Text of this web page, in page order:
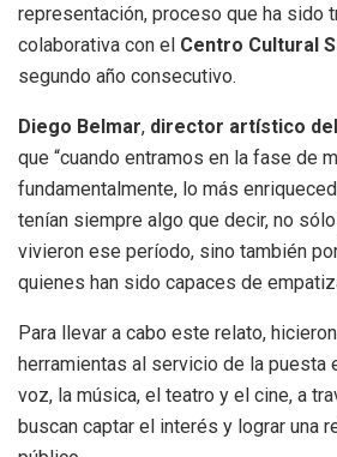
representación, proceso que ha sido
colaborativa con el Centro Cultural
segundo año consecutivo.
Diego Belmar, director artístico
que “cuando entramos en la fase de
fundamentalmente, lo más
tenían siempre algo que decir, no
vivieron ese período, sino también
quienes han sido capaces de
Para llevar a cabo este relato,
herramientas al servicio de la puesta
voz, la música, el teatro y el cine, a
buscan captar el interés y lograr una